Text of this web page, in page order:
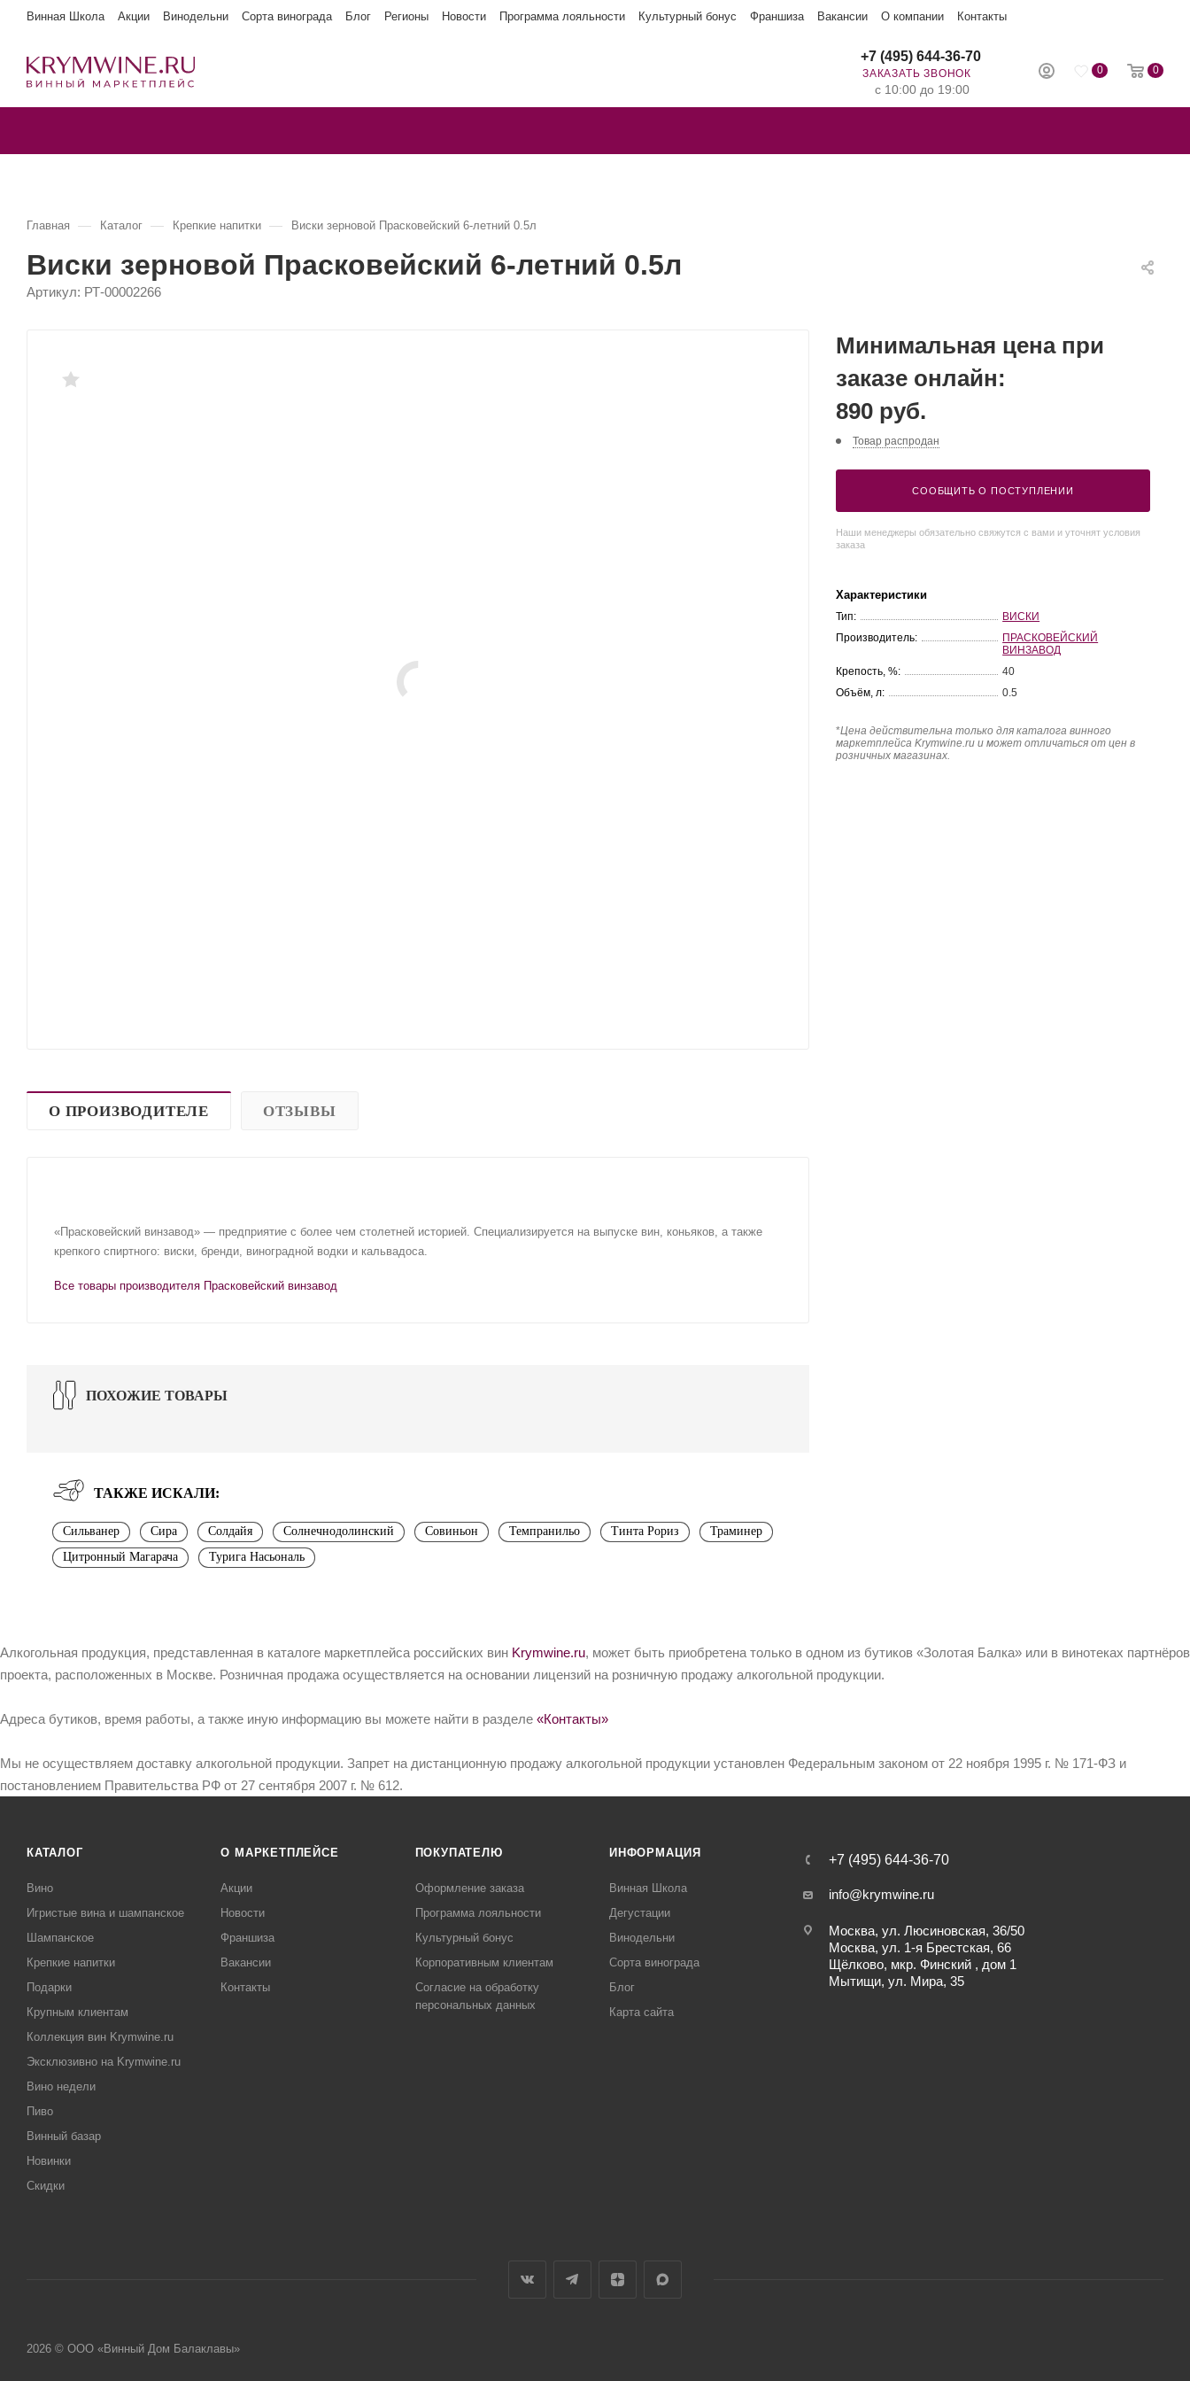
Винная Школа Акции Винодельни Сорта винограда Блог Регионы Новости Программа лояльности Культурный бонус Франшиза Вакансии О компании Контакты
0 0
+7 (495) 644-36-70
ЗАКАЗАТЬ ЗВОНОК
с 10:00 до 19:00
Главная — Каталог — Крепкие напитки — Виски зерновой Прасковейский 6-летний 0.5л
Виски зерновой Прасковейский 6-летний 0.5л
Артикул: РТ-00002266
О ПРОИЗВОДИТЕЛЕ ОТЗЫВЫ
«Прасковейский винзавод» — предприятие с более чем столетней историей. Специализируется на выпуске вин, коньяков, а также
крепкого спиртного: виски, бренди, виноградной водки и кальвадоса.
Все товары производителя Прасковейский винзавод
ПОХОЖИЕ ТОВАРЫ
ТАКЖЕ ИСКАЛИ:
Сильванер Сира Солдайя Солнечнодолинский Совиньон Темпранильо Тинта Рориз
Траминер
Цитронный Магарача
Турига Насьональ
Минимальная цена при
заказе онлайн:
890 руб.
Товар распродан
СООБЩИТЬ О ПОСТУПЛЕНИИ
Наши менеджеры обязательно свяжутся с вами и уточнят условия
заказа
Характеристики
Тип:
ВИСКИ
Производитель:
ПРАСКОВЕЙСКИЙ
ВИНЗАВОД
Крепость, %:
40
Объём, л:
0.5
*Цена действительна только для каталога винного
маркетплейса Krymwine.ru и может отличаться от цен в
розничных магазинах.
Алкогольная продукция, представленная в каталоге маркетплейса российских вин Krymwine.ru, может быть приобретена только в одном из бутиков «Золотая Балка» или в винотеках партнёров
проекта, расположенных в Москве. Розничная продажа осуществляется на основании лицензий на розничную продажу алкогольной продукции.
Адреса бутиков, время работы, а также иную информацию вы можете найти в разделе «Контакты»
Мы не осуществляем доставку алкогольной продукции. Запрет на дистанционную продажу алкогольной продукции установлен Федеральным законом от 22 ноября 1995 г. № 171-ФЗ и
постановлением Правительства РФ от 27 сентября 2007 г. № 612.
КАТАЛОГ
Вино
Игристые вина и шампанское
Шампанское
Крепкие напитки
Подарки
Крупным клиентам
Коллекция вин Krymwine.ru
Эксклюзивно на Krymwine.ru
Вино недели
Пиво
Винный базар
Новинки
Скидки
О МАРКЕТПЛЕЙСЕ
Акции
Новости
Франшиза
Вакансии
Контакты
ПОКУПАТЕЛЮ
Оформление заказа
Программа лояльности
Культурный бонус
Корпоративным клиентам
Согласие на обработку
персональных данных
ИНФОРМАЦИЯ
Винная Школа
Дегустации
Винодельни
Сорта винограда
Блог
Карта сайта
+7 (495) 644-36-70
info@krymwine.ru
Москва, ул. Люсиновская, 36/50
Москва, ул. 1-я Брестская, 66
Щёлково, мкр. Финский , дом 1
Мытищи, ул. Мира, 35
2026 © ООО «Винный Дом Балаклавы»